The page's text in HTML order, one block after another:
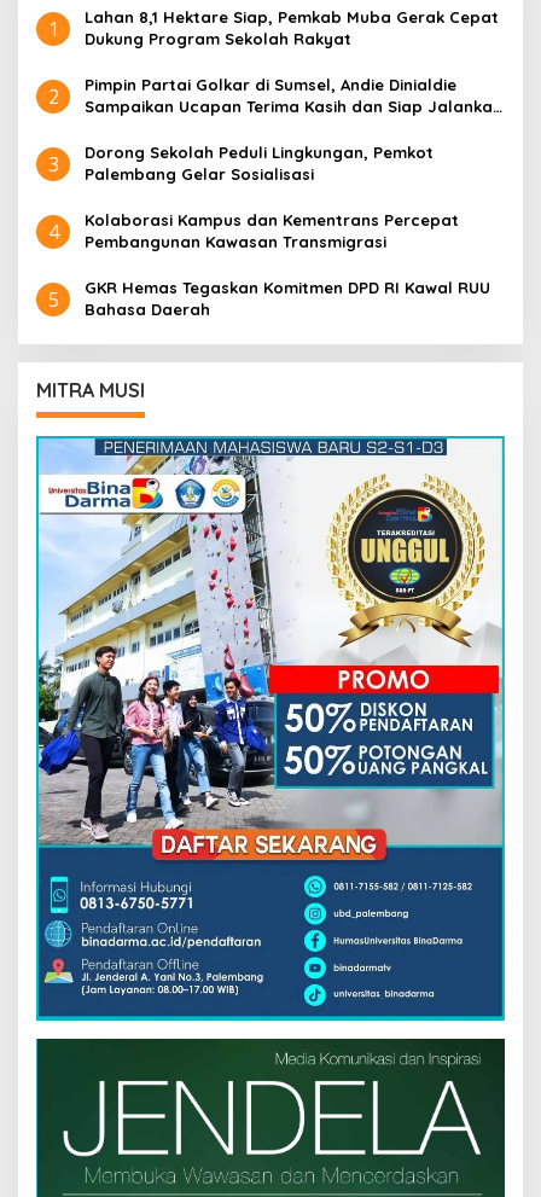
1
Lahan 8,1 Hektare Siap, Pemkab Muba Gerak Cepat
Dukung Program Sekolah Rakyat
2
Pimpin Partai Golkar di Sumsel, Andie Dinialdie
Sampaikan Ucapan Terima Kasih dan Siap Jalankan
3
Dorong Sekolah Peduli Lingkungan, Pemkot
Palembang Gelar Sosialisasi
4
Kolaborasi Kampus dan Kementrans Percepat
Pembangunan Kawasan Transmigrasi
5
GKR Hemas Tegaskan Komitmen DPD RI Kawal RUU
Bahasa Daerah
MITRA MUSI